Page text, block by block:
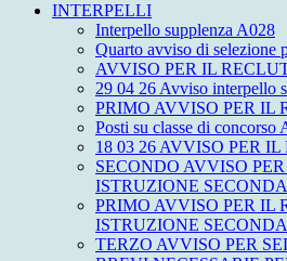
INTERPELLI
Interpello supplenza A028
Quarto avviso di
AVVISO PER IL
29 04 26 Avviso interpello
PRIMO AVVISO PER IL
Posti su classe di
18 03 26 AVVISO PER
SECONDO AVVISO
ISTRUZIONE
PRIMO AVVISO PER IL
ISTRUZIONE
TERZO AVVISO PER